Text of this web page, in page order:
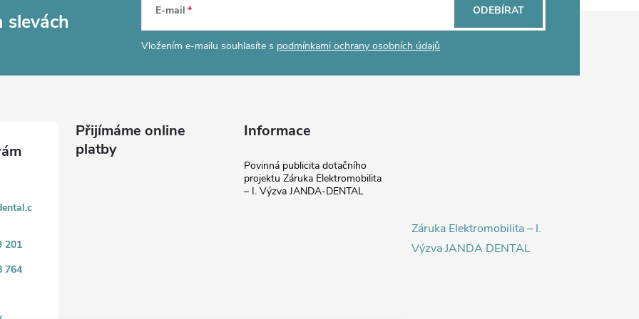
slevách E-mail
Vložením e-mailu souhlasíte s podmínkami ochrany osobních údajů
ODEBÍRAT
201
764
Přijímáme online
platby
Informace
Povinná publicita dotačního
projektu Záruka Elektromobilita
– I. Výzva JANDA-DENTAL
Záruka Elektromobilita – I.
Výzva JANDA DENTAL